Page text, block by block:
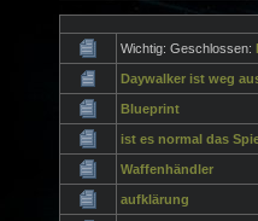
Wichtig: Geschlossen:
Daywalker ist weg
Blueprint
ist es normal das
Waffenhändler
aufklärung